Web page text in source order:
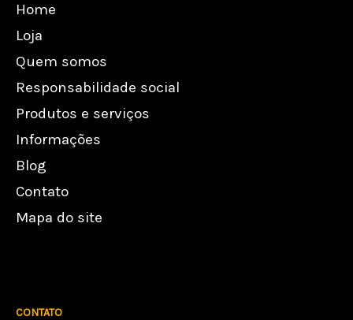
Home
Loja
Quem somos
Responsabilidade social
Produtos e serviços
Informações
Blog
Contato
Mapa do site
CONTATO